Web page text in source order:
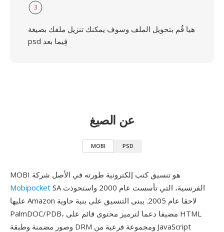
3
هيا قُم بتحويل الملف وسوف يمكنك تنزيل ملفك بصيغة
psd فِيما بعد
عن الصيغ
MOBI PSD
MOBI هو تنسيق كتب إلكترونية طورته في الأصل شركة
Mobipocket SA الفرنسية، التي تأسست عام 2000 واستحوذت
عليها Amazon لاحقا عام 2005. يبنى التنسيق على بنية حاوية
PalmDOC/PDB، مضيفا دعما لترميز محتوى قائم على HTML
وصور مضمنة وطبقة DRM ومجموعة فرعية من JavaScript